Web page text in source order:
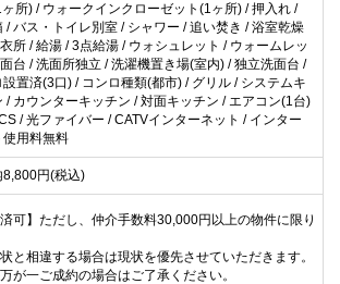
ヶ所) / ウォークインクローゼット(1ヶ所) / 押入れ /
/ バス・トイレ別室 / シャワー / 追い焚き / 浴室乾燥
所 / 給湯 / 3点給湯 / ウォシュレット / ウォームレッ
面台 / 洗面所独立 / 洗濯機置き場(室内) / 独立洗面台 /
設置済(3口) / コンロ種類(都市) / グリル / システムキ
/ カウンターキッチン / 対面キッチン / エアコン(1台)
/ 光ファイバー / CATVインターネット / インター
使用料無料
8,800円(税込)
可】ただし、仲介手数料30,000円以上の物件に限り
と相違する場合は現状を優先させていただきます。
が一ご成約の場合はご了承ください。